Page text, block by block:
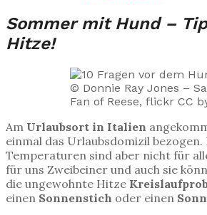
Sommer mit Hund –
Hitze!
© Donnie Ray Jones –
Fan of Reese, flickr CC
Am Urlaubsort in Italien
einmal das Urlaubsdomizil bezogen.
Temperaturen sind aber nicht für
für uns Zweibeiner und auch sie
die ungewohnte Hitze
einen Sonnenstich oder einen